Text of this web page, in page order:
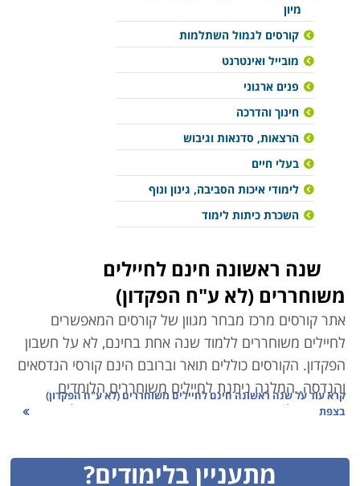
מיון
קורסים לגמול השתלמות
מובייל ואינטרנט
פנים ארגוני
חינוך והדרכה
הרצאות, סדנאות וגיבוש
בעלי חיים
לימודי איכות הסביבה, גינון ונוף
השכרת כיתות לימוד
שנה ראשונה חינם לחיילים
משוחררים (לא ע"ח הפקדון)
אתר קורסים מרכז מבחר מגוון של קורסים המאפשרים
לחיילים משוחררים ללמוד שנה אחת בחינם, לא על חשבון
הפקדון. הקורסים כוללים תואר וברובם הינם קורסי הנדסאים
והנדסה. המלגה ניתנת לחיילים משוחררים הלומדים
במוסדות לימוד הנמצאים בפריפריה מתוך רצון של המדינה
זה יכולים לנצל את המלגה וכך להותיר את סכום הפקדון
לשימושים אחרים.
קרא עוד עלשנה ראשונה חינם לחיילים משוחררים (לא ע"ח הפקדון)
בצפת
מתעניין בלימודים?